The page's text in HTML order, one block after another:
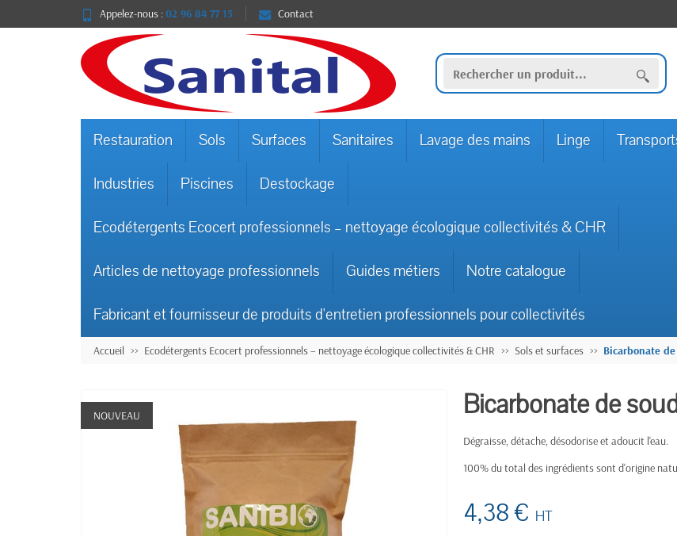
Appelez-nous :02 96 84 77 15 Contact
Restauration Sols Surfaces Sanitaires Lavage des mains Linge
Industries Piscines Destockage
Ecodétergents Ecocert professionnels – nettoyage écologique collectivités & CHR
Articles de nettoyage professionnels Guides métiers Notre catalogue
Fabricant et fournisseur de produits d'entretien professionnels pour collectivités
Accueil Ecodétergents Ecocert professionnels – nettoyage écologique collectivités & CHR Sols et surfaces Bicarbonate
NOUVEAU Bicarbonate de
Dégraisse, détache, désodorise et adoucit l'eau.
100% du total des ingrédients sont d'origine
4,38 € HT